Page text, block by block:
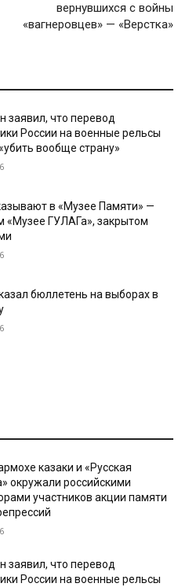
вернувшихся с войны
«вагнеровцев‎» — «Верстка»
заявил, что перевод
России на военные рельсы
вообще страну»
в «Музее Памяти» —
«Музее ГУЛАГа», закрытом
бюллетень на выборах в
казаки и «Русская
окружали российскими
участников акции памяти
заявил, что перевод
России на военные рельсы